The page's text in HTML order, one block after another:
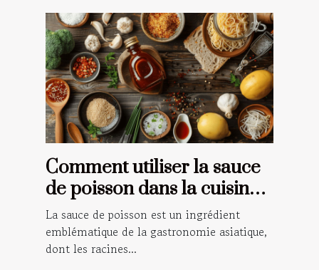
Comment utiliser la sauce
de poisson dans la cuisine
traditionnelle asiatique
La sauce de poisson est un ingrédient
emblématique de la gastronomie asiatique,
dont les racines...